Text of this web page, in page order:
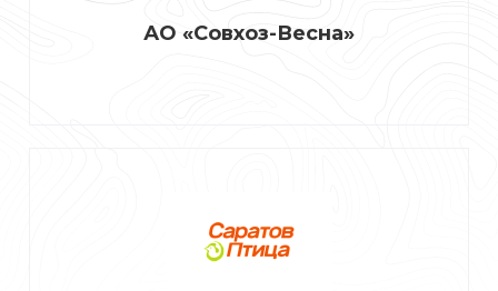
АО «Совхоз-Весна»